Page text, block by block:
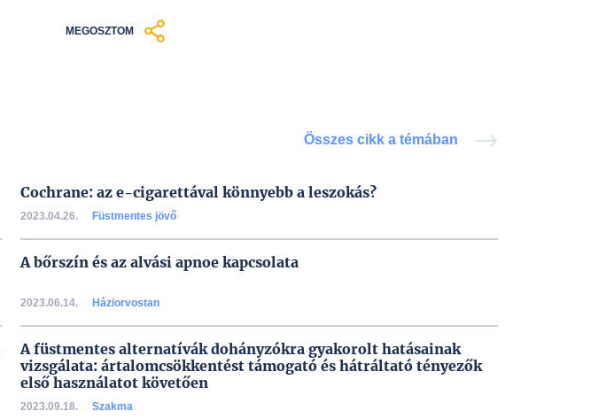
MEGOSZTOM
Összes cikk a témában
Cochrane: az e-cigarettával könnyebb a leszokás?
2023.04.26. Füstmentes jövő
A bőrszín és az alvási apnoe kapcsolata
2023.06.14. Háziorvostan
A füstmentes alternatívák dohányzókra gyakorolt hatásainak
vizsgálata: ártalomcsökkentést támogató és hátráltató tényezők
első használatot követően
2023.09.18. Szakma